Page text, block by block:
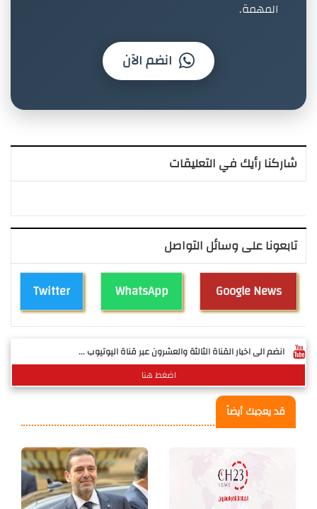
المهمة.
انضم الآن
شاركنا رأيك في التعليقات
تابعونا على وسائل التواصل
Twitter WhatsApp Google News
انضم الى اخبار القناة الثالثة والعشرون عبر قناة اليوتيوب ...
اضغط هنا
قد يعجبك أيضاً